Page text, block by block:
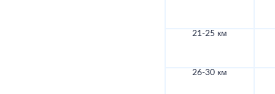
21-25 км
26-30 км